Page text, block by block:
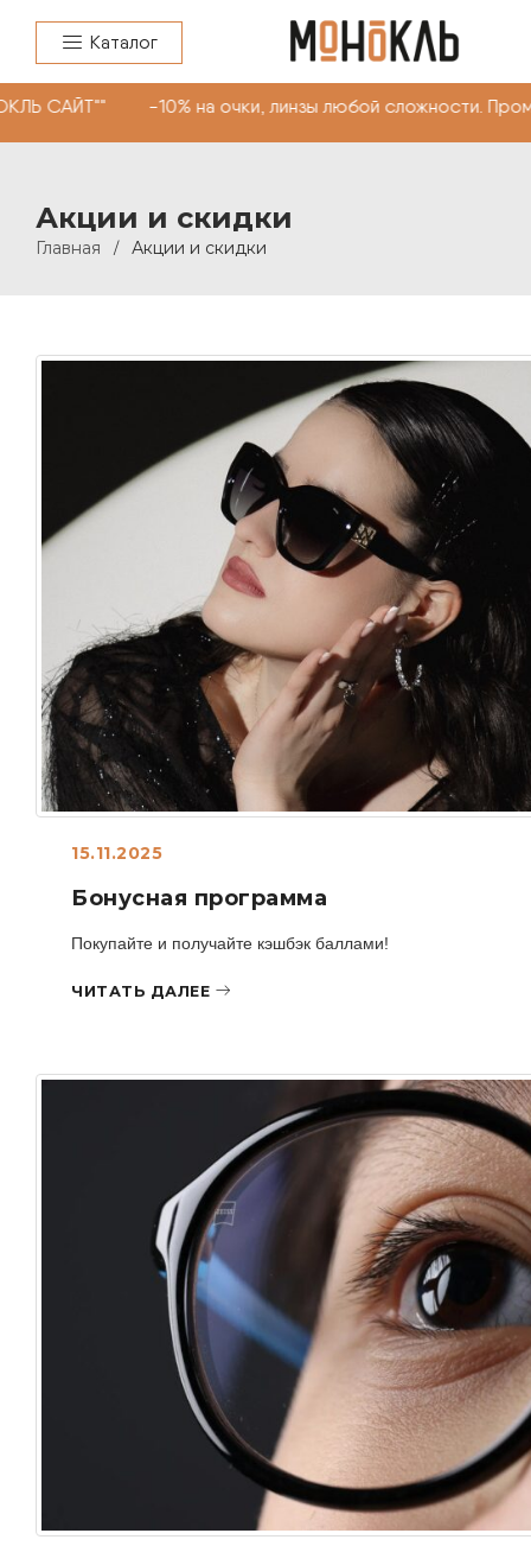
Каталог
-10% на очки, линзы любой сложности.
Акции и скидки
Главная / Акции и скидки
15.11.2025
Бонусная программа
Покупайте и получайте кэшбэк баллами!
ЧИТАТЬ ДАЛЕЕ